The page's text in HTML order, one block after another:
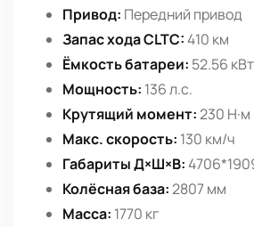
Привод: Передний привод
Запас хода CLTC: 410 км
Ёмкость батареи: 52.56
Мощность: 136 л.с.
Крутящий момент:230 Н·м
Макс. скорость: 130 км/ч
Габариты Д×Ш×В:
Колёсная база:2807 мм
Масса: 1770 кг